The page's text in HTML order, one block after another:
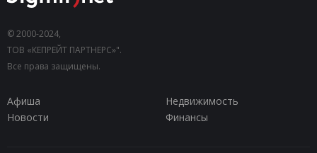
© 2000-2024,
ТОВ «КЕПРЕЙТ ПАРТНЕРС»".
Все права защищены.
Афиша
Недвижимость
Новости
Финансы